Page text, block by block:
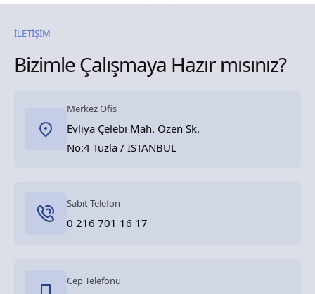
İLETİŞİM
Bizimle Çalışmaya Hazır mısınız?
Merkez Ofis
Evliya Çelebi Mah. Özen Sk.
No:4 Tuzla / İSTANBUL
Sabit Telefon
0 216 701 16 17
Cep Telefonu